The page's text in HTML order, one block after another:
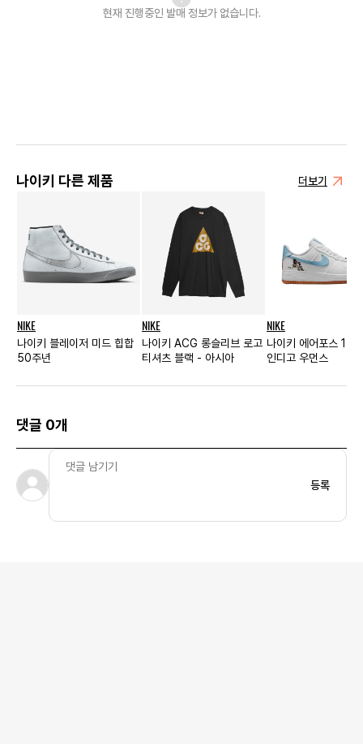
현재 진행중인 발매 정보가 없습니다.
나이키 다른 제품 더보기
NIKE
나이키 블레이저 미드 힙합
50주년
NIKE
나이키 ACG 롱슬리브 로고
티셔츠 블랙 - 아시아
NIKE
나이키 에어포스 1
인디고 우먼스
댓글 0개
등록